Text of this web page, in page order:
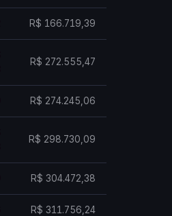
R$ 166.719,39
R$ 272.555,47
R$ 274.245,06
R$ 298.730,09
R$ 304.472,38
R$ 311.756,24